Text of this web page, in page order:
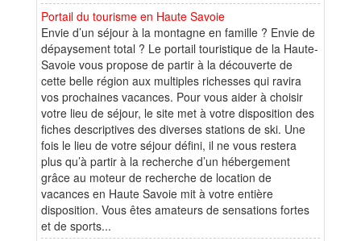
Portail du tourisme en Haute Savoie
Envie d’un séjour à la montagne en famille ? Envie de
dépaysement total ? Le portail touristique de la Haute-
Savoie vous propose de partir à la découverte de
cette belle région aux multiples richesses qui ravira
vos prochaines vacances. Pour vous aider à choisir
votre lieu de séjour, le site met à votre disposition des
fiches descriptives des diverses stations de ski. Une
fois le lieu de votre séjour défini, il ne vous restera
plus qu’à partir à la recherche d’un hébergement
grâce au moteur de recherche de location de
vacances en Haute Savoie mit à votre entière
disposition. Vous êtes amateurs de sensations fortes
et de sports...